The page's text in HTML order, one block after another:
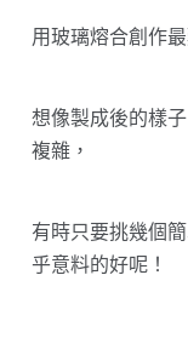
用玻璃熔合創作
想像製成後的樣
複雜，
有時只要挑幾個
乎意料的好呢！